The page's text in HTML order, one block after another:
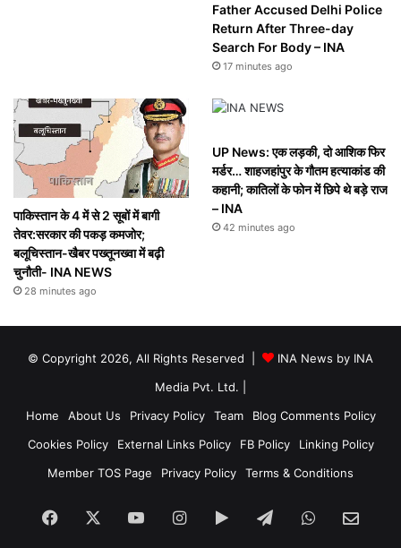
Father Accused Delhi Police
Return After Three-day
Search For Body – INA
17 minutes ago
पाकिस्तान के 4 में से 2 सूबों में बागी
तेवर:सरकार की पकड़ कमजोर;
बलूचिस्तान-खैबर पख्तूनख्वा में बढ़ी
चुनौती- INA NEWS
28 minutes ago
UP News: एक लड़की, दो आशिक फिर
मर्डर… शाहजहांपुर के गौतम हत्याकांड की
कहानी; कातिलों के फोन में छिपे थे बड़े राज
– INA
42 minutes ago
© Copyright 2026, All Rights Reserved |
INA News by INA
Media Pvt. Ltd.
Home
About Us Privacy Policy Team
Blog Comments Policy
Cookies Policy
External Links Policy FB Policy
Linking Policy
Member TOS Page
Privacy Policy Terms & Conditions
Facebook YouTubeInstagram
Google TelegramWhatsApp